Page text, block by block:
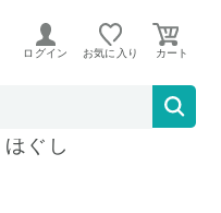
ログイン お気に入り
レッチクッショ
ぐし